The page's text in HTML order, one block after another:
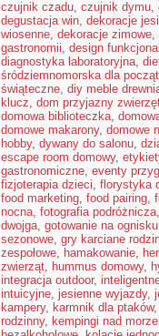
czujnik czadu, czujnik dymu,
degustacja win, dekoracje
wiosenne, dekoracje zimowe,
gastronomii, design
diagnostyka laboratoryjna,
śródziemnomorska dla
świąteczne, diy meble
klucz, dom przyjazny
domowa biblioteczka,
domowe makarony, domowe
hobby, dywany do salonu,
escape room domowy,
gastronomiczne, eventy
fizjoterapia dzieci, florystyka
food marketing, food pairing,
nocna, fotografia podróżnicza,
dwojga, gotowanie na ognisku
sezonowe, gry karciane
zespołowe, hamakowanie,
zwierząt, hummus domowy,
integracja outdoor,
intuicyjne, jesienne wyjazdy,
kampery, karmnik dla ptaków,
rodzinny, kempingi nad